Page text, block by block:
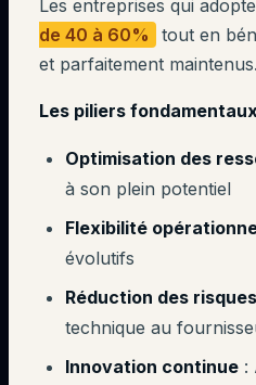
Les entreprises qui
de 40 à 60%
tout en
et parfaitement maintenus.
Les piliers
Optimisation des
à son plein potentiel
Flexibilité
évolutifs
Réduction des risques
technique au
Innovation continue :